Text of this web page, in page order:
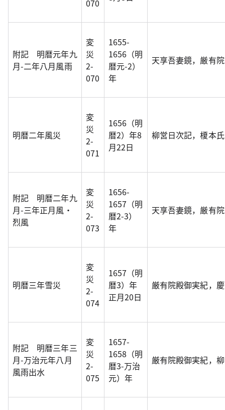
070
附記 明暦元年九
月-二年八月風雨
変
災
2-
070
1655-
1656（明
暦元-2）
年
天享吾妻鏡，厳有
明暦二年風災
変
災
2-
071
1656（明
暦2）年8
月22日
柳営日次記，榎本
附記 明暦二年九
月-三年正月風・
烈風
変
災
2-
073
1656-
1657（明
暦2-3）
年
天享吾妻鏡，厳有
明暦三年雪災
変
災
2-
074
1657（明
暦3）年
正月20日
厳有院殿御実紀，
附記 明暦三年三
月-万治元年八月
風雨出水
変
災
2-
075
1657-
1658（明
暦3-万治
元）年
厳有院殿御実紀，